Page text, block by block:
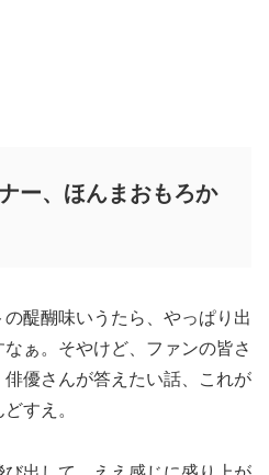
ー、ほんまおもろか
醍醐味いうたら、やっぱり出
ぁ。そやけど、ファンの皆さ
優さんが答えたい話、これが
すえ。